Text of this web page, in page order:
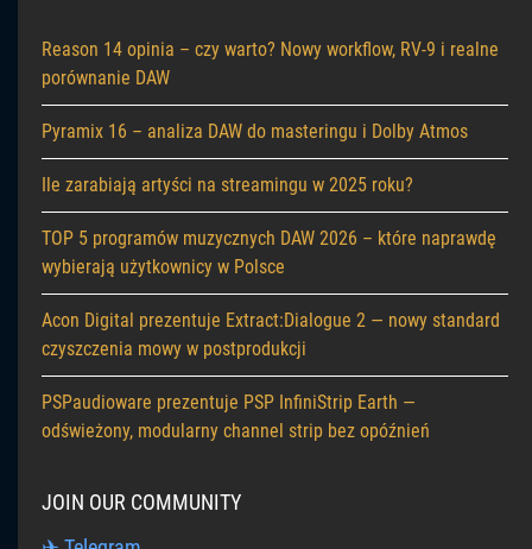
Reason 14 opinia – czy warto? Nowy workflow, RV-9 i realne
porównanie DAW
Pyramix 16 – analiza DAW do masteringu i Dolby Atmos
Ile zarabiają artyści na streamingu w 2025 roku?
TOP 5 programów muzycznych DAW 2026 – które naprawdę
wybierają użytkownicy w Polsce
Acon Digital prezentuje Extract:Dialogue 2 — nowy standard
czyszczenia mowy w postprodukcji
PSPaudioware prezentuje PSP InfiniStrip Earth —
odświeżony, modularny channel strip bez opóźnień
JOIN OUR COMMUNITY